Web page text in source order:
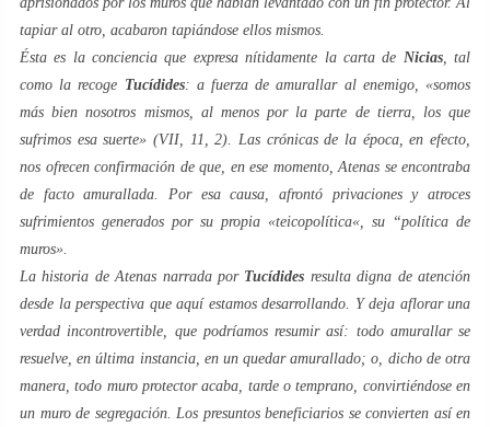
tapiar al otro, acabaron tapiándose ellos mismos.
Ésta es la conciencia que expresa nítidamente la carta de Nicias, tal
como la recoge Tucídides: a fuerza de amurallar al enemigo, «somos
más bien nosotros mismos, al menos por la parte de tierra, los que
sufrimos esa suerte» (VII, 11, 2). Las crónicas de la época, en efecto,
nos ofrecen confirmación de que, en ese momento, Atenas se encontraba
de factoamurallada. Por esa causa, afrontó privaciones y atroces
sufrimientos generados por su propia «teicopolítica«, su “política de
muros».
La historia de Atenas narrada por Tucídides resulta digna de atención
desde la perspectiva que aquí estamos desarrollando. Y deja aflorar una
verdad incontrovertible, que podríamos resumir así: todo amurallar se
resuelve, en última instancia, en un quedar amurallado; o, dicho de otra
manera, todo muro protector acaba, tarde o temprano, convirtiéndose en
un muro de segregación. Los presuntos beneficiarios se convierten así en